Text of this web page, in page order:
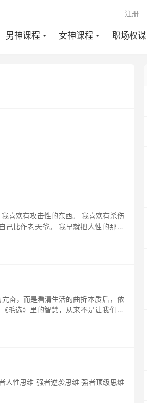
男神课程 女神课程 职场权谋
注册
人性思维 强者逆袭思维 强者顶级思维